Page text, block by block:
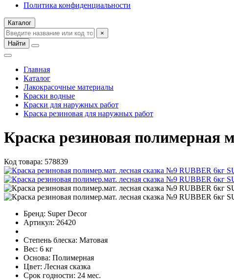
Политика конфиденциальности
Каталог
×
Найти
Главная
Каталог
Лакокрасочные материалы
Краски водные
Краски для наружных работ
Краска резиновая для наружных работ
Краска резиновая полимерная
Код товара: 578839
Бренд: Super Decor
Артикул: 26420
Степень блеска: Матовая
Вес: 6 кг
Основа: Полимерная
Цвет: Лесная сказка
Срок годности: 24 мес.